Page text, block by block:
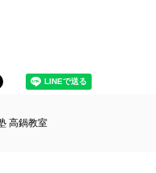
高鍋教室